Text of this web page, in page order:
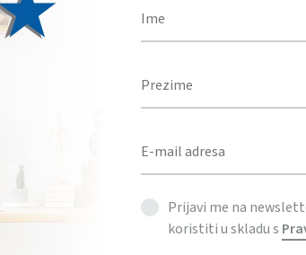
ALATI & AUTO OPREMA,PRIVJESCI ZA KLJUČEVE
Prijavi me na
koristiti u skladu s